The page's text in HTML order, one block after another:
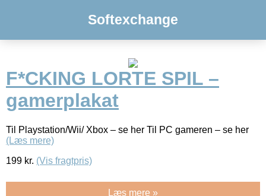
Softexchange
F*CKING LORTE SPIL –
gamerplakat
Til Playstation/Wii/ Xbox – se her Til PC gameren – se her
(Læs mere)
199 kr. (Vis fragtpris)
Læs mere »